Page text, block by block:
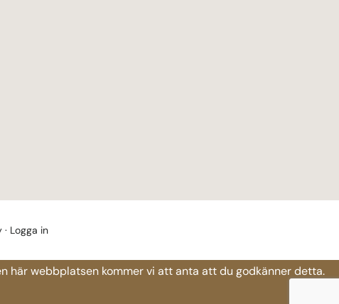
· Logga in
här webbplatsen kommer vi att anta att du godkänner detta.